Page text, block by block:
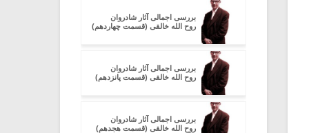
بررسی اجمالی آثار شادروان
روح الله خالقی (قسمت چهاردهم)
بررسی اجمالی آثار شادروان
روح الله خالقی (قسمت پانزدهم)
بررسی اجمالی آثار شادروان
روح الله خالقی (قسمت هجدهم)